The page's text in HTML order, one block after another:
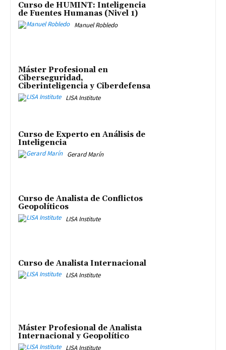
Curso de HUMINT: Inteligencia
de Fuentes Humanas (Nivel 1)
Manuel Robledo
Máster Profesional en
Ciberseguridad,
Ciberinteligencia y Ciberdefensa
LISA Institute
Curso de Experto en Análisis de
Inteligencia
Gerard Marín
Curso de Analista de Conflictos
Geopolíticos
LISA Institute
Curso de Analista Internacional
LISA Institute
Máster Profesional de Analista
Internacional y Geopolítico
LISA Institute